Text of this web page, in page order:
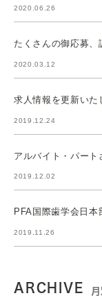
2020.06.26
たくさんの御応募、
2020.03.12
求人情報を更新いた
2019.12.24
アルバイト・パート
2019.12.02
PFA国際歯学会日本
2019.11.26
ARCHIVE